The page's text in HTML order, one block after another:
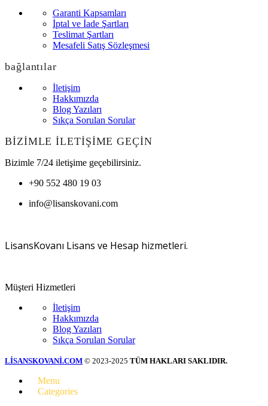
Garanti Kapsamları
İptal ve İade Şartları
Teslimat Şartları
Mesafeli Satış Sözleşmesi
bağlantılar
İletişim
Hakkımızda
Blog Yazıları
Sıkça Sorulan Sorular
BİZİMLE İLETİŞİME GEÇİN
Bizimle 7/24 iletişime geçebilirsiniz.
+90 552 480 19 03
info@lisanskovani.com
LisansKovanı Lisans ve Hesap hizmetleri.
Müşteri Hizmetleri
İletişim
Hakkımızda
Blog Yazıları
Sıkça Sorulan Sorular
LİSANSKOVANİ.COM © 2023-2025 TÜM HAKLARI SAKLIDIR.
Menu
Categories